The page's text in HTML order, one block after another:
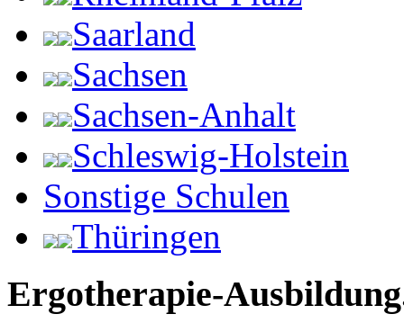
Saarland
Sachsen
Sachsen-Anhalt
Schleswig-Holstein
Sonstige Schulen
Thüringen
Ergotherapie-